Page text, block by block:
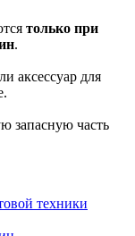
только при
.
аксессуар для
запасную часть
техники